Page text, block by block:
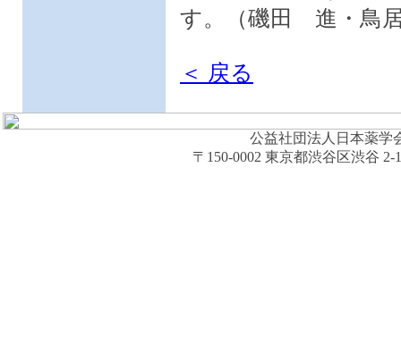
す。（磯田 進・鳥
＜ 戻る
公益社団法人日本薬学
〒150-0002 東京都渋谷区渋谷